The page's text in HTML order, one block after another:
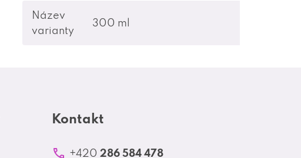
Název
varianty
300 ml
Kontakt
+420 286 584 478